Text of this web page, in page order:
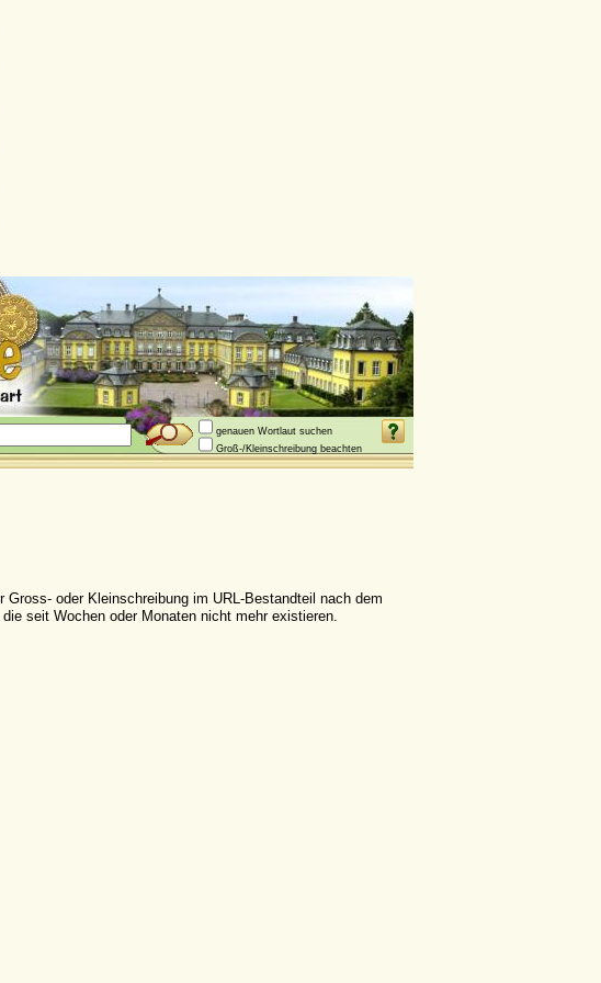
genauen Wortlaut suchen
Groß-/Kleinschreibung beachten
oder Kleinschreibung im URL-Bestandteil nach dem
seit Wochen oder Monaten nicht mehr existieren.